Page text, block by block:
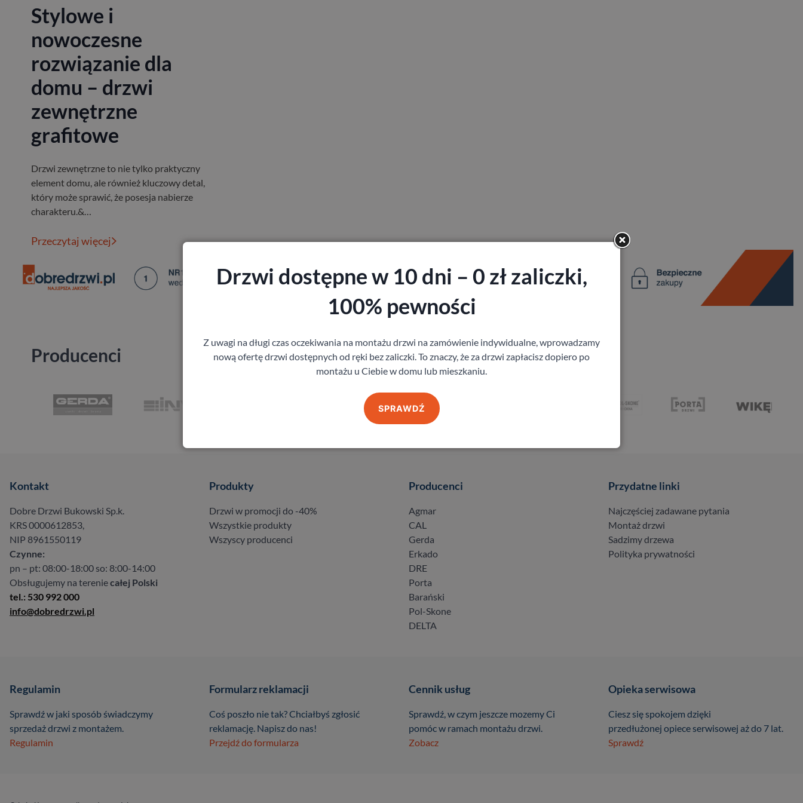
Stylowe i
nowoczesne
rozwiązanie dla
domu – drzwi
zewnętrzne
grafitowe
Drzwi zewnętrzne to nie tylko praktyczny
element domu, ale również kluczowy detal,
który może sprawić, że posesja nabierze
charakteru.&…
Przeczytaj więcej
Producenci
Kontakt
Dobre Drzwi Bukowski Sp.k.
KRS 0000612853,
NIP 8961550119
Czynne:
pn – pt: 08:00-18:00 so: 8:00-14:00
Obsługujemy na tereniecałej Polski
tel.: 530 992 000
info@dobredrzwi.pl
Produkty
Drzwi w promocji do -40%
Wszystkie produkty
Wszyscy producenci
Producenci
Agmar
CAL
Gerda
Erkado
DRE
Porta
Barański
Pol-Skone
DELTA
Przydatne linki
Najczęściej zadawane pytania
Montaż drzwi
Sadzimy drzewa
Polityka prywatności
Regulamin
Sprawdź w jaki sposób świadczymy
sprzedaż drzwi z montażem.
Regulamin
Formularz reklamacji
Coś poszło nie tak? Chciałbyś zgłosić
reklamację. Napisz do nas!
Przejdź do formularza
Cennik usług
Sprawdź, w czym jeszcze mozemy Ci
pomóc w ramach montażu drzwi.
Zobacz
Opieka serwisowa
Ciesz się spokojem dzięki
przedłużonej opiece serwisowej aż do 7 lat.
Sprawdź
Drzwi dostępne w 10 dni – 0 zł zaliczki,
100% pewności
Z uwagi na długi czas oczekiwania na montażu drzwi na zamówienie indywidualne, wprowadzamy
nową ofertę drzwi dostępnych od ręki bez zaliczki. To znaczy, że za drzwi zapłacisz dopiero po
montażu u Ciebie w domu lub mieszkaniu.
SPRAWDŹ